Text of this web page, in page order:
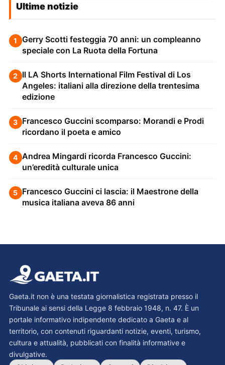
Ultime notizie
1
Gerry Scotti festeggia 70 anni: un compleanno
speciale con La Ruota della Fortuna
2 Il LA Shorts International Film Festival di Los
Angeles: italiani alla direzione della trentesima
edizione
3 Francesco Guccini scomparso: Morandi e Prodi
ricordano il poeta e amico
4 Andrea Mingardi ricorda Francesco Guccini:
un’eredità culturale unica
5 Francesco Guccini ci lascia: il Maestrone della
musica italiana aveva 86 anni
Gaeta.it non è una testata giornalistica registrata presso il
Tribunale ai sensi della Legge 8 febbraio 1948, n. 47. È un
portale informativo indipendente dedicato a Gaeta e al
territorio, con contenuti riguardanti notizie, eventi, turismo,
cultura e attualità, pubblicati con finalità informative e
divulgative.